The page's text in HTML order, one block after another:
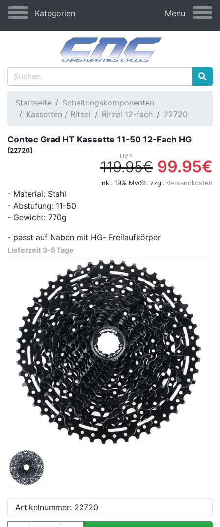
Kategorien Menu
Startseite
Schaltungskomponenten
Kassetten / Ritzel
Ritzel 12-fach 22720
Contec Grad HT Kassette 11-50 12-Fach HG
[22720]
119.95€ 99.95€
inkl. 19% MwSt. zzgl. Versandkosten
- Material: Stahl
- Abstufung: 11-50
- Gewicht: 770g
- passt auf Naben mit HG- Freilaufkörper
Lieferzeit 3-5 Tage
Artikelnummer: 22720